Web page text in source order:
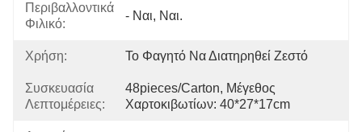
Περιβαλλοντικά
Φιλικό:
- Ναι, Ναι.
Χρήση: Το Φαγητό Να Διατηρηθεί Ζεστό
Συσκευασία
Λεπτομέρειες:
48pieces/carton, Μέγεθος
Χαρτοκιβωτίων: 40*27*17cm